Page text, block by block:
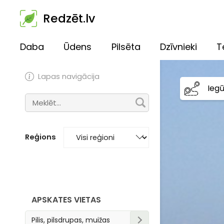
Redzēt.lv
Daba Ūdens Pilsēta Dzīvnieki
Lapas navigācija
Reģions
APSKATES VIETAS
Pilis, pilsdrupas, muižas